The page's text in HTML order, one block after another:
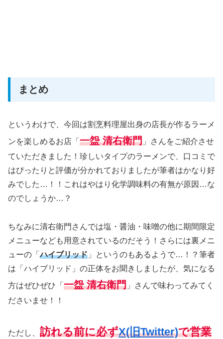
まとめ
というわけで、今回は割烹料理屋出身の店長が作るラーメ
ンを楽しめるお店「 一盌 清右衛門 」さんをご紹介させ
ていただきました！珍しいタイプのラーメンで、口コミで
はぴったりと評価が分かれておりましたが筆者はかなり好
みでした…！！これはやはり化学調味料の有無が原因…な
のでしょうか…？
ちなみに清右衛門さんでは塩・醤油・味噌の他に期間限定
メニューなども用意されているのだそう！さらには裏メニ
ューの「ハイブリッド 」というのもあるようで…！？筆者
は「ハイブリッド」の正体をお聞きしましたが、気になる
方はぜひぜひ「 一盌 清右衛門 」さんで味わってみてく
ださいませ！！
ただし、 訪れる前に必ずX(旧Twitter)で営業